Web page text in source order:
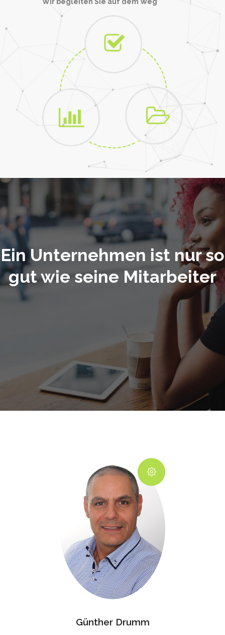
Wir begleiten Sie auf dem Weg
Ein Unternehmen ist nur so
gut wie seine Mitarbeiter
Günther Drumm